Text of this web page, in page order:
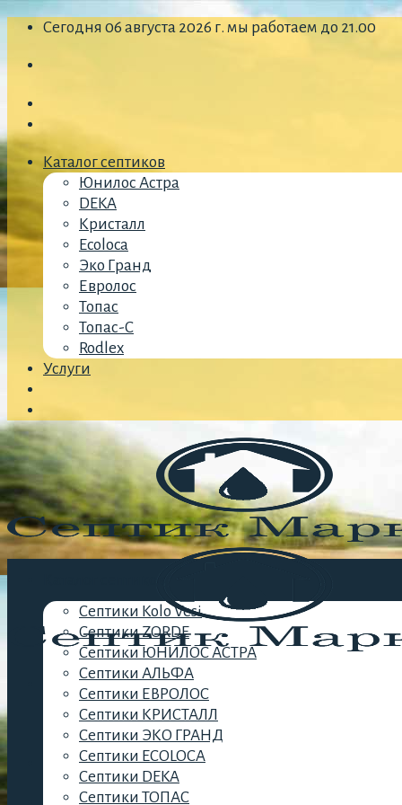
Skip
content
Сегодня 06 августа 2026 г. мы работаем до 21.00
Каталог септиков
Юнилос Астра
DEKA
Кристалл
Ecoloca
Эко Гранд
Евролос
Топас
Топас-С
Rodlex
Услуги
Септики Kolo Vesi
Септики ZORDE
Септики ЮНИЛОС АСТРА
Септики АЛЬФА
Септики ЕВРОЛОС
Септики КРИСТАЛЛ
Септики ЭКО ГРАНД
Септики ECOLOCA
Септики DEKA
Септики ТОПАС